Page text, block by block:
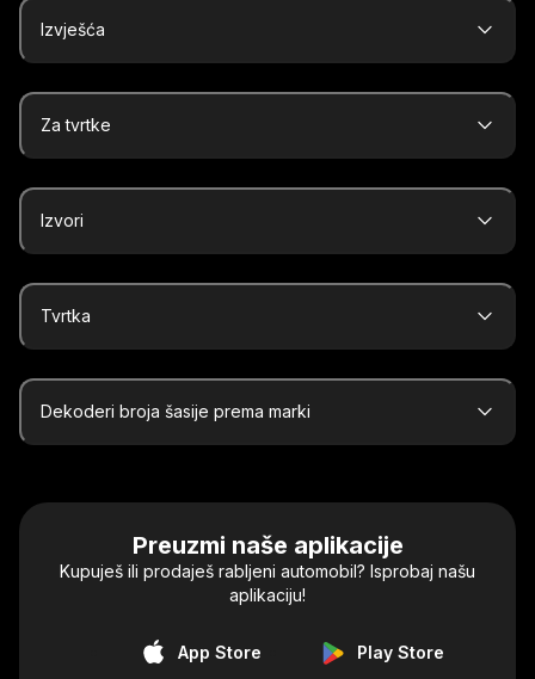
Izvješća
Za tvrtke
Izvori
Tvrtka
Dekoderi broja šasije prema marki
Preuzmi naše aplikacije
Kupuješ ili prodaješ rabljeni automobil? Isprobaj našu
aplikaciju!
App Store Play Store